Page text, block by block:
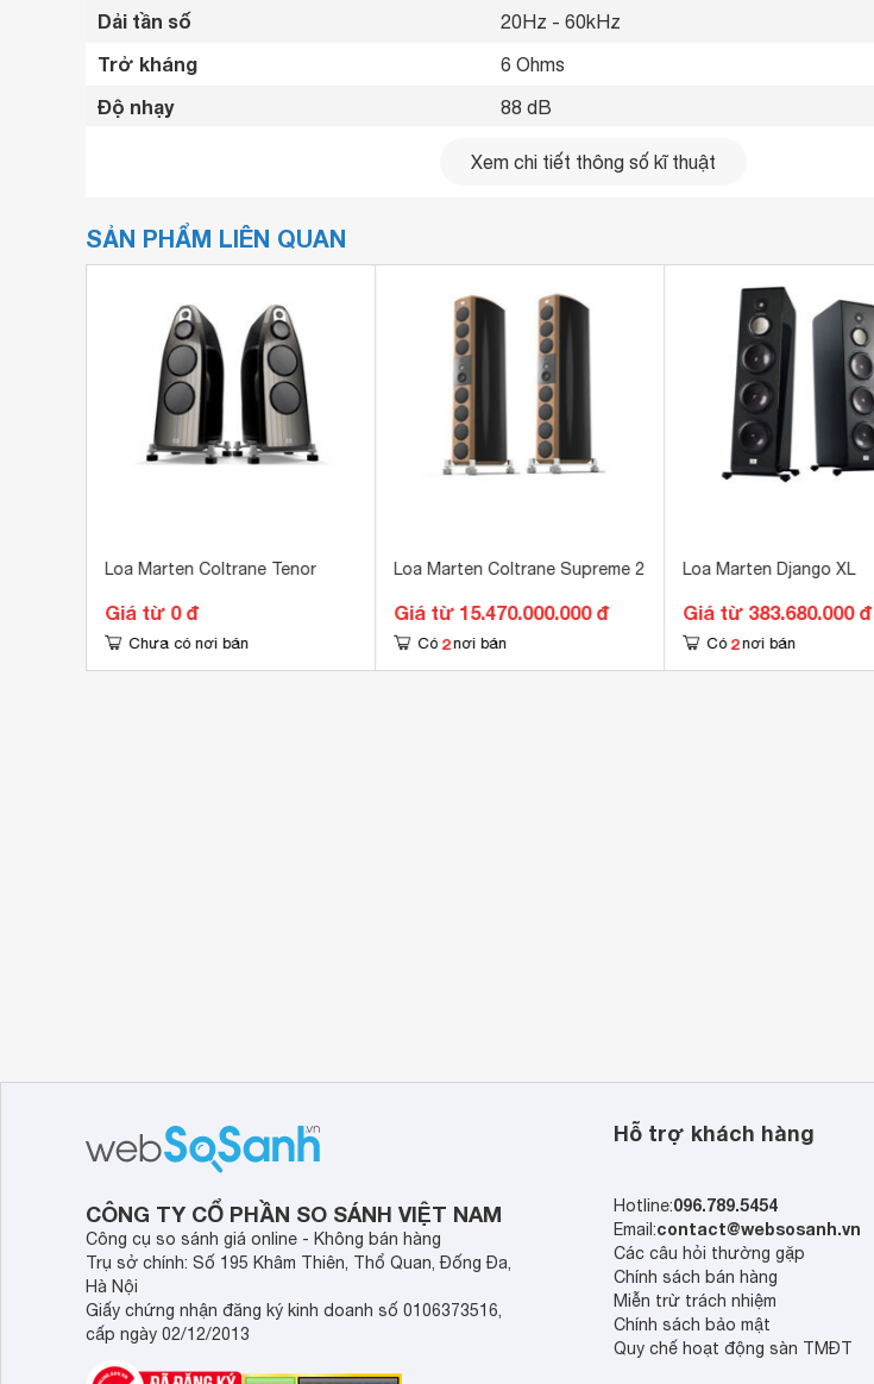
Dải tần số 20Hz - 60kHz
Trở kháng 6 Ohms
Độ nhạy 88 dB
395 x 1220 x 640 mm
Kích thước loa Sub/Bass
Kích thước loa Mid 177.8 mm
Tổng số loa Mid 1 loa
Kích thước loa Treble 25.4 mm
Tổng số loa Treble 1 loa
Xem chi tiết thông số kĩ thuật
SẢN PHẨM LIÊN QUAN
Loa Marten Coltrane Tenor
Giá từ 0 đ
Chưa có nơi bán
Loa Marten Coltrane Supreme 2
Giá từ 15.470.000.000 đ
Có 2 nơi bán
Loa Marten Django XL
Giá từ 383.680.000 đ
Có 2 nơi bán
CÔNG TY CỔ PHẦN SO SÁNH VIỆT NAM
Công cụ so sánh giá online - Không bán hàng
Trụ sở chính: Số 195 Khâm Thiên, Thổ Quan, Đống Đa,
Hà Nội
Giấy chứng nhận đăng ký kinh doanh số 0106373516,
cấp ngày 02/12/2013
Hỗ trợ khách hàng
Hotline:096.789.5454
Email:contact@websosanh.vn
Các câu hỏi thường gặp
Chính sách bán hàng
Miễn trừ trách nhiệm
Chính sách bảo mật
Quy chế hoạt động sàn TMĐT